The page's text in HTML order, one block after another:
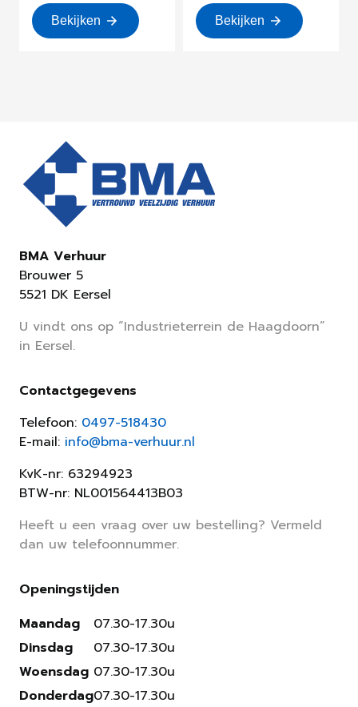
Bekijken Bekijken
BMA Verhuur
Brouwer 5
5521 DK Eersel
U vindt ons op “Industrieterrein de Haagdoorn”
in Eersel.
Contactgegevens
Telefoon: 0497-518430
E-mail: info@bma-verhuur.nl
KvK-nr: 63294923
BTW-nr: NL001564413B03
Heeft u een vraag over uw bestelling? Vermeld
dan uw telefoonnummer.
Openingstijden
Maandag
Dinsdag
Woensdag
Donderdag
07.30-17.30u
07.30-17.30u
07.30-17.30u
07.30-17.30u